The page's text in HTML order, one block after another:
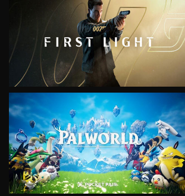
VIEW
VIEW